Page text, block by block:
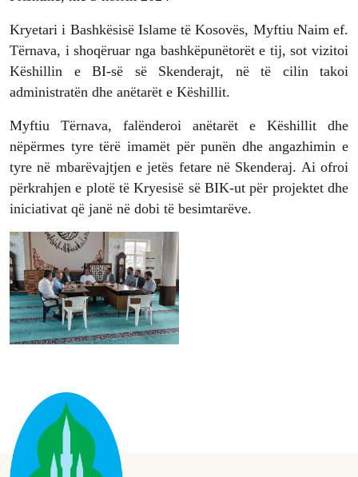
Kryetari i Bashkësisë Islame të Kosovës, Myftiu Naim ef.
Tërnava, i shoqëruar nga bashkëpunëtorët e tij, sot vizitoi
Këshillin e BI-së së Skenderajt, në të cilin takoi
administratën dhe anëtarët e Këshillit.
Myftiu Tërnava, falënderoi anëtarët e Këshillit dhe
nëpërmes tyre tërë imamët për punën dhe angazhimin e
tyre në mbarëvajtjen e jetës fetare në Skenderaj. Ai ofroi
përkrahjen e plotë të Kryesisë së BIK-ut për projektet dhe
iniciativat që janë në dobi të besimtarëve.